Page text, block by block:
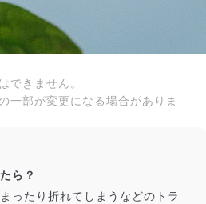
できません。
一部が変更になる場合がありま
ら？
ったり折れてしまうなどのトラ